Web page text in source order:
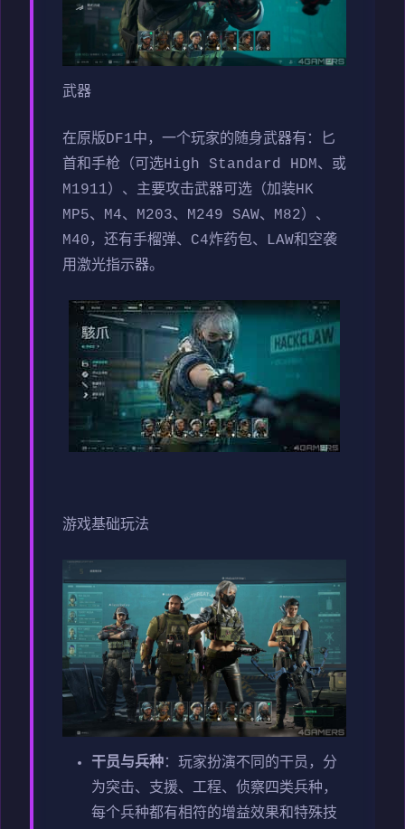
武器
在原版DF1中，一个玩家的随身武器有：匕
首和手枪（可选High Standard HDM、或
M1911）、主要攻击武器可选（加装HK
MP5、M4、M203、M249 SAW、M82）、
M40，还有手榴弹、C4炸药包、LAW和空袭
用激光指示器。
游戏基础玩法
干员与兵种：玩家扮演不同的干员，分
为突击、支援、工程、侦察四类兵种，
每个兵种都有相符的增益效果和特殊技